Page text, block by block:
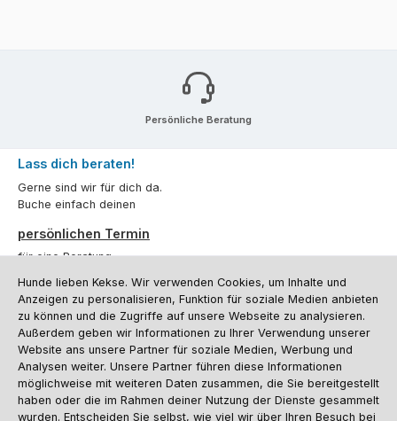
Persönliche Beratung
Lass dich beraten!
Gerne sind wir für dich da.
Buche einfach deinen
persönlichen Termin
für eine Beratung.
Oder über unserKontaktformular.
Vertrag widerrufen
Kundenservice
Informationen
Hunde lieben Kekse. Wir verwenden Cookies, um Inhalte und
Anzeigen zu personalisieren, Funktion für soziale Medien anbieten
zu können und die Zugriffe auf unsere Webseite zu analysieren.
Außerdem geben wir Informationen zu Ihrer Verwendung unserer
Website ans unsere Partner für soziale Medien, Werbung und
Analysen weiter. Unsere Partner führen diese Informationen
möglichweise mit weiteren Daten zusammen, die Sie bereitgestellt
haben oder die im Rahmen deiner Nutzung der Dienste gesammelt
wurden. Entscheiden Sie selbst, wie viel wir über Ihren Besuch bei